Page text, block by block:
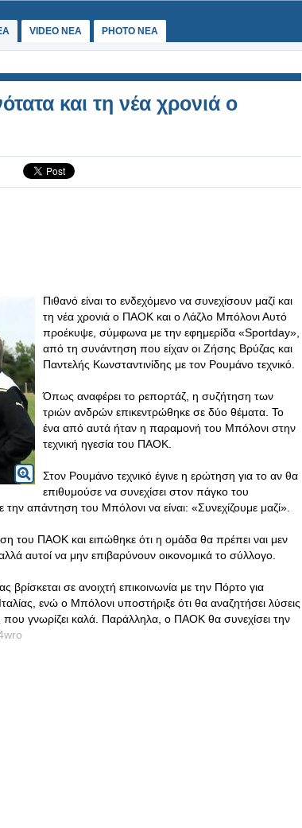
VIDEO NEA PHOTO NEA
και τη νέα χρονιά ο
Πιθανό είναι το ενδεχόμενο να συνεχίσουν μαζί και
τη νέα χρονιά ο ΠΑΟΚ και ο Λάζλο Μπόλονι Αυτό
προέκυψε, σύμφωνα με την εφημερίδα «Sportday»,
από τη συνάντηση που είχαν οι Ζήσης Βρύζας και
Παντελής Κωνσταντινίδης με τον Ρουμάνο τεχνικό.
Όπως αναφέρει το ρεπορτάζ, η συζήτηση των
τριών ανδρών επικεντρώθηκε σε δύο θέματα. Το
ένα από αυτά ήταν η παραμονή του Μπόλονι στην
τεχνική ηγεσία του ΠΑΟΚ.
Στον Ρουμάνο τεχνικό έγινε η ερώτηση για το αν θα
επιθυμούσε να συνεχίσει στον πάγκο του
απάντηση του Μπόλονι να είναι: «Συνεχίζουμε μαζί».
του ΠΑΟΚ και ειπώθηκε ότι η ομάδα θα πρέπει ναι μεν
αυτοί να μην επιβαρύνουν οικονομικά το σύλλογο.
σε ανοιχτή επικοινωνία με την Πόρτο για
ενώ ο Μπόλονι υποστήριξε ότι θα αναζητήσει λύσεις
γνωρίζει καλά. Παράλληλα, ο ΠΑΟΚ θα συνεχίσει την